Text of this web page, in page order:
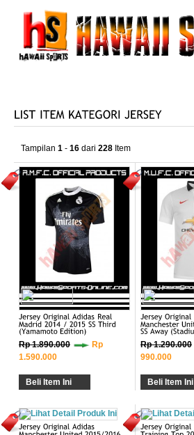
Tampilan 1 - 16 dari 228 Item
Rp 1.890.000
Rp
1.590.000
Beli Item Ini
Rp 1.290.000
990.000
Beli Item Ini